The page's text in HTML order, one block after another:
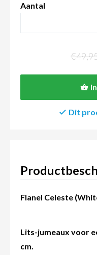
Flanel Celeste
Lits-jumeaux voor
cm.
Aantal
Dit